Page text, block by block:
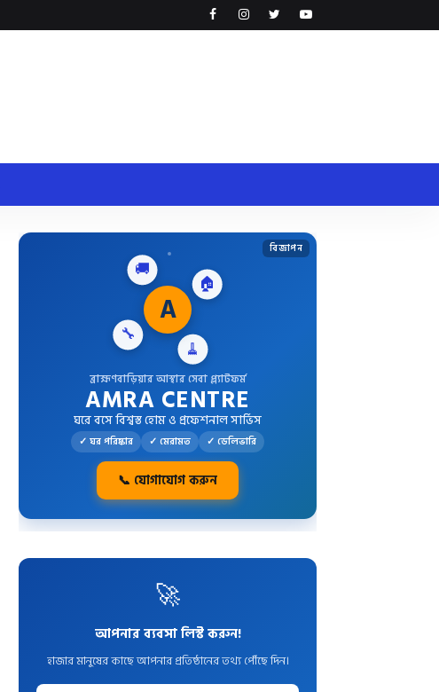
বিজ্ঞাপন
🏠
🧹
🔧
🚚
A
ব্রাহ্মণবাড়িয়ার আস্থার সেবা প্ল্যাটফর্ম
AMRA CENTRE
ঘরে বসে বিশ্বস্ত হোম ও প্রফেশনাল সার্ভিস
✓ ঘর পরিষ্কার ✓ মেরামত ✓ ডেলিভারি
📞 যোগাযোগ করুন
🚀
আপনার ব্যবসা লিস্ট করুন!
হাজার মানুষের কাছে আপনার প্রতিষ্ঠানের তথ্য পৌঁছে দিন।